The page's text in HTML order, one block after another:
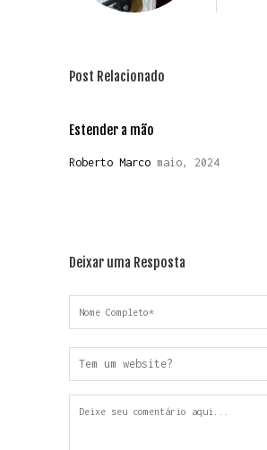
Post Relacionado
Estender a mão
Roberto Marco maio, 2024
Deixar uma Resposta